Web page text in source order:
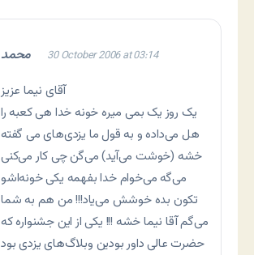
محمد 30 October 2006 at 03:14
آقای نیما عزیز
یک روز یک بمی میره خونه خدا هی کعبه را
هل می‌داده و به قول ما یزدی‌های می گفته
خشه (خوشت می‌آید) می‌گن چی کار می‌کنی
می‌گه می‌خوام خدا بفهمه یکی خونه‌اشو
تکون بده خوشش می‌یاد!!! من هم به شما
می‌گم آقا نیما خشه !!! یکی از این جشنواره که
حضرت عالی داور بودین وبلاگ‌های یزدی بود